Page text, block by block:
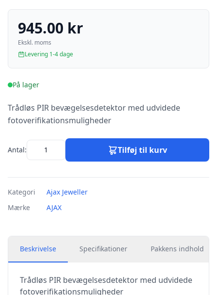
945.00 kr
Ekskl. moms
Levering 1-4 dage
På lager
Trådløs PIR bevægelsesdetektor med udvidede
fotoverifikationsmuligheder
Antal: Tilføj til kurv
Kategori
Ajax Jeweller
Mærke
AJAX
Beskrivelse Specifikationer Pakkens indhold
Trådløs PIR bevægelsesdetektor med udvidede
fotoverifikationsmuligheder